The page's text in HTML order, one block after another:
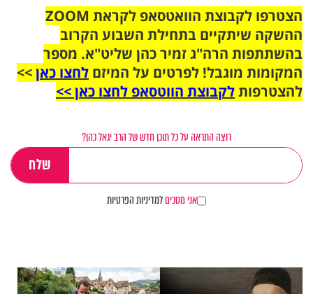
הצטרפו לקבוצת הוואטסאפ לקראת ZOOM
ההשקה שיתקיים בתחילת השבוע הקרוב
בהשתתפות הרה"ג זמיר כהן שליט"א. מספר
המקומות מוגבל! לפרטים על המיזם לחצו כאן>>
להצטרפותלקבוצת הווטסאפ לחצו כאן >>
רוצה התראה על כל תוכן חדש של הרב יגאל כהן?
אני מסכיםלמדיניות הפרטיות